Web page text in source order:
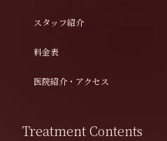
スタッフ紹介
料金表
医院紹介・アクセス
Treatment Contents